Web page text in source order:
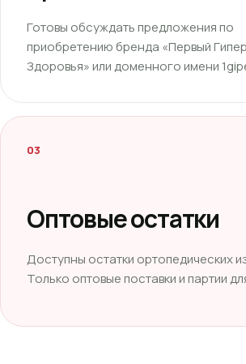
Готовы обсуждать предложения по
приобретению бренда «Первый
Здоровья» или доменного имени
03
Оптовые остатки
Доступны остатки ортопедических
Только оптовые поставки и партии